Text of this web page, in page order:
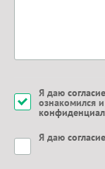
Я даю
ознакомился
Я даю